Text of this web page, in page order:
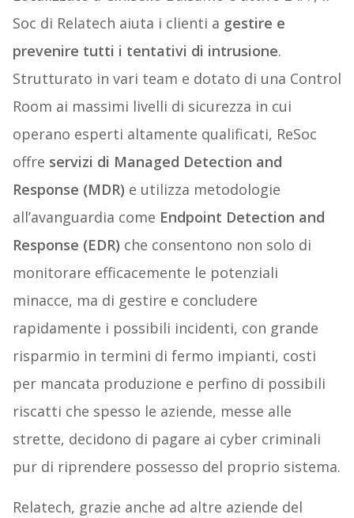
Soc di Relatech aiuta i clienti a gestire e
prevenire tutti i tentativi di intrusione.
Strutturato in vari team e dotato di una Control
Room ai massimi livelli di sicurezza in cui
operano esperti altamente qualificati, ReSoc
offre servizi di Managed Detection and
Response (MDR) e utilizza metodologie
all’avanguardia come Endpoint Detection and
Response (EDR) che consentono non solo di
monitorare efficacemente le potenziali
minacce, ma di gestire e concludere
rapidamente i possibili incidenti, con grande
risparmio in termini di fermo impianti, costi
per mancata produzione e perfino di possibili
riscatti che spesso le aziende, messe alle
strette, decidono di pagare ai cyber criminali
pur di riprendere possesso del proprio sistema.
Relatech, grazie anche ad altre aziende del